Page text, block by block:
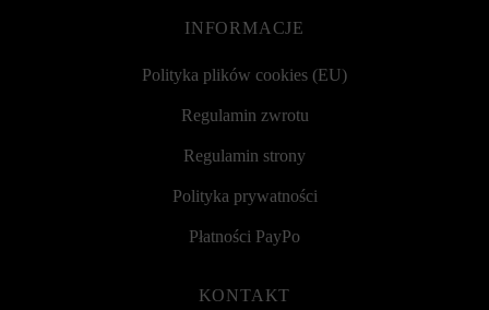
INFORMACJE
Polityka plików cookies (EU)
Regulamin zwrotu
Regulamin strony
Polityka prywatności
Płatności PayPo
KONTAKT